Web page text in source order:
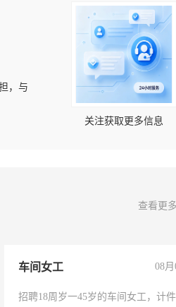
，与
关注获取更多信息
查看更
车间女工 08月
招聘18周岁一45岁的车间女工，计